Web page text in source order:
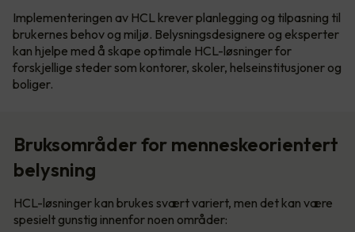
Implementeringen av HCL krever planlegging og tilpasning til
brukernes behov og miljø. Belysningsdesignere og eksperter
kan hjelpe med å skape optimale HCL-løsninger for
forskjellige steder som kontorer, skoler, helseinstitusjoner og
boliger.
Bruksområder for menneskeorientert
belysning
HCL-løsninger kan brukes svært variert, men det kan være
spesielt gunstig innenfor noen områder: